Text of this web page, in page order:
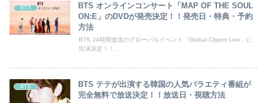
BTS
BTS オンラインコンサート「MAP OF THE SOUL
ON:E」のDVDが発売決定！！発売日・特典・予約
方法
BTS 24時間放送のグローバルイベント「Global Citizen Live」に
出演決定！！ ...
BTS
BTS テテが出演する韓国の人気バラエティ番組が
完全無料で放送決定！！放送日・視聴方法